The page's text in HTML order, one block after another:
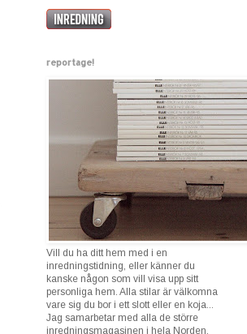
reportage!
Vill du ha ditt hem med i en
inredningstidning, eller känner du
kanske någon som vill visa upp sitt
personliga hem. Alla stilar är välkomna
vare sig du bor i ett slott eller en koja...
Jag samarbetar med alla de större
inredningsmagasinen i hela Norden.